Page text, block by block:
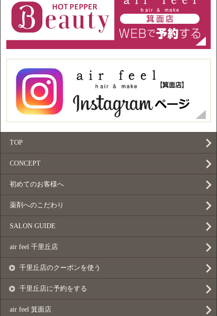
TOP
CONCEPT
初めてのお客様へ
薬剤へのこだわり
SALON GUIDE
air feel 千里丘店
千里丘店のクーポンを使う
千里丘店に予約をする
air feel 箕面店